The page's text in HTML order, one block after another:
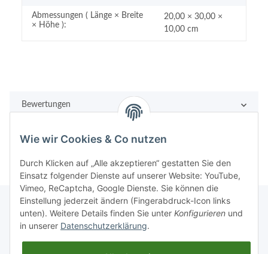
Abmessungen ( Länge × Breite
× Höhe ):
20,00 × 30,00 ×
10,00 cm
Bewertungen
Rechtliches
Wie wir Cookies & Co nutzen
Durch Klicken auf „Alle akzeptieren“ gestatten Sie den
Einsatz folgender Dienste auf unserer Website: YouTube,
Vimeo, ReCaptcha, Google Dienste. Sie können die
Einstellung jederzeit ändern (Fingerabdruck-Icon links
unten). Weitere Details finden Sie unter Konfigurieren und
in unserer Datenschutzerklärung.